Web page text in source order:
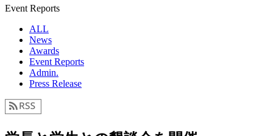
Event Reports
ALL
News
Awards
Event Reports
Admin.
Press Release